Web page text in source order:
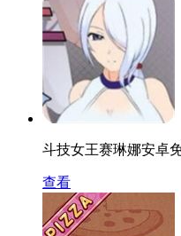
斗技女王赛琳娜安卓
查看